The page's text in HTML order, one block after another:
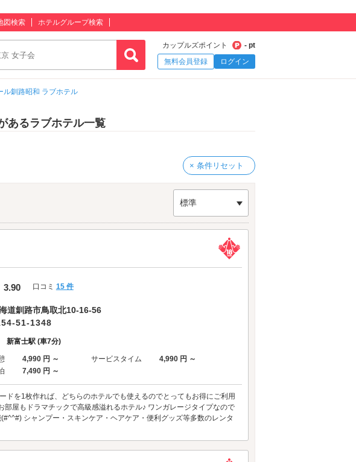
図検索 ホテルグループ検索
カップルズポイント
- pt
無料会員登録
ログイン
ル釧路昭和 ラブホテル
あるラブホテル一覧
× 条件リセット
標準
5つ星のうち3.5
3.90 口コミ 15 件
道釧路市鳥取北10-16-56
51-1348
新富士駅 (車7分)
4,990 円 ～ サービスタイム
4,990 円 ～
7,490 円 ～
ドを1枚作れば、どちらのホテルでも使えるのでとってもお得にご利用
屋もドラマチックで高級感溢れるホテル♪ ワンガレージタイプなので
シャンプー・スキンケア・ヘアケア・便利グッズ等多数のレンタ